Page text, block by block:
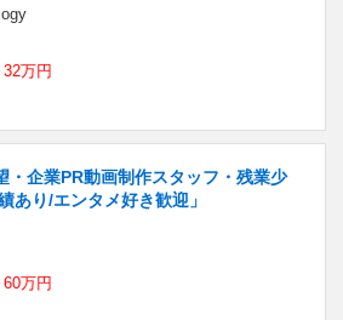
万円
・企業PR動画制作スタッフ・残業少
あり/エンタメ好き歓迎」
万円